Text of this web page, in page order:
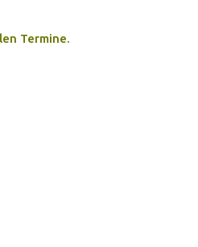
Termine.